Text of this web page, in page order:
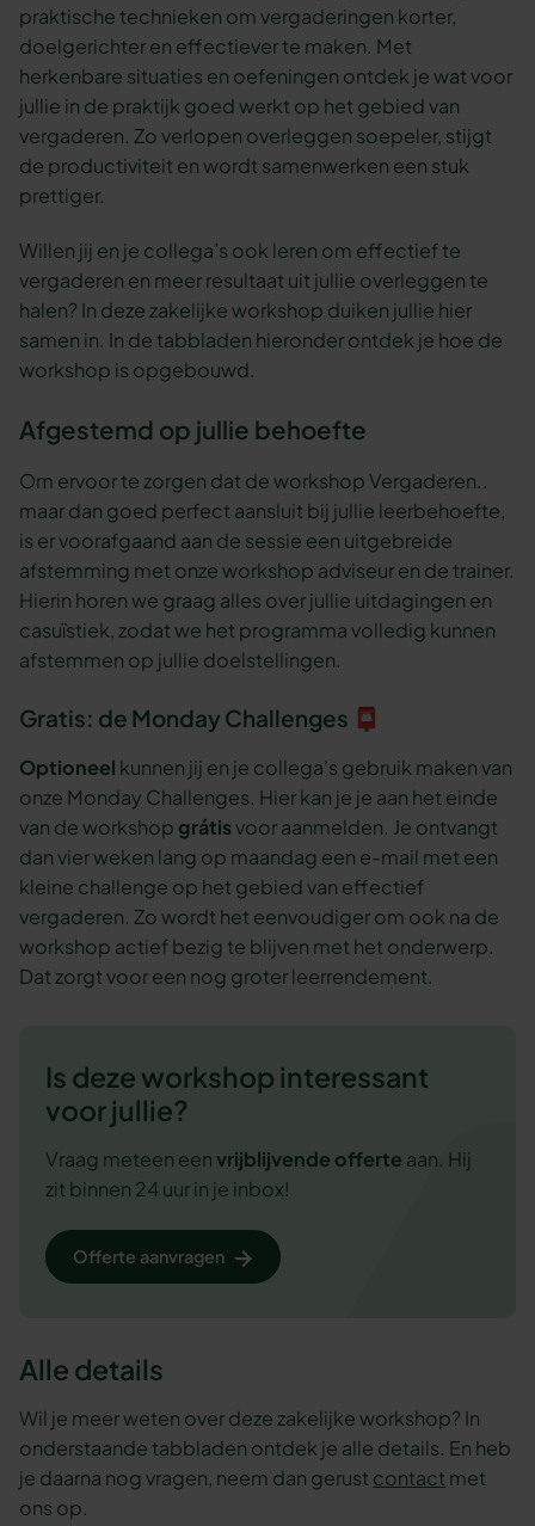
praktische technieken om vergaderingen korter,
doelgerichter en effectiever te maken. Met
herkenbare situaties en oefeningen ontdek je wat voor
jullie in de praktijk goed werkt op het gebied van
vergaderen. Zo verlopen overleggen soepeler, stijgt
de productiviteit en wordt samenwerken een stuk
prettiger.
Willen jij en je collega’s ook leren om effectief te
vergaderen en meer resultaat uit jullie overleggen te
halen? In deze zakelijke workshop duiken jullie hier
samen in. In de tabbladen hieronder ontdek je hoe de
workshop is opgebouwd.
Afgestemd op jullie behoefte
Om ervoor te zorgen dat de workshop Vergaderen..
maar dan goed perfect aansluit bij jullie leerbehoefte,
is er voorafgaand aan de sessie een uitgebreide
afstemming met onze workshop adviseur en de trainer.
Hierin horen we graag alles over jullie uitdagingen en
casuïstiek, zodat we het programma volledig kunnen
afstemmen op jullie doelstellingen.
Gratis: de Monday Challenges 📮
Optioneel kunnen jij en je collega's gebruik maken van
onze Monday Challenges. Hier kan je je aan het einde
van de workshop grátisvoor aanmelden. Je ontvangt
dan vier weken lang op maandag een e-mail met een
kleine challenge op het gebied van effectief
vergaderen. Zo wordt het eenvoudiger om ook na de
workshop actief bezig te blijven met het onderwerp.
Dat zorgt voor een nog groter leerrendement.
Is deze workshop interessant
voor jullie?
Vraag meteen eenvrijblijvende offerte aan. Hij
zit binnen 24 uur in je inbox!
Offerte aanvragen
Alle details
Wil je meer weten over deze zakelijke workshop? In
onderstaande tabbladen ontdek je alle details. En heb
je daarna nog vragen, neem dan gerust contact met
ons op.